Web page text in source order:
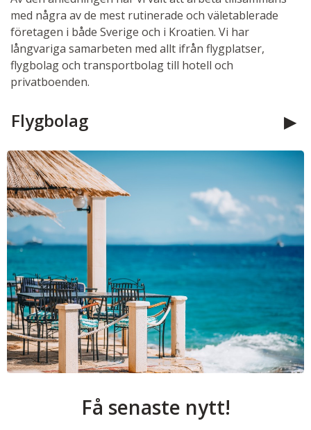
med några av de mest rutinerade och väletablerade
företagen i både Sverige och i Kroatien. Vi har
långvariga samarbeten med allt ifrån flygplatser,
flygbolag och transportbolag till hotell och
privatboenden.
Flygbolag
Få senaste nytt!